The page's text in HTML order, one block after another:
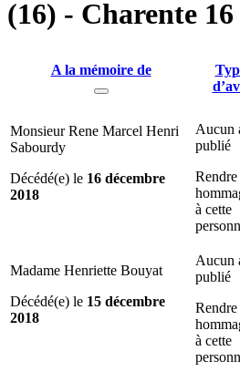
(16) - Charente 16
A la mémoire de
Monsieur Rene Marcel Henri
Sabourdy
Décédé(e) le 16 décembre
2018
Aucun
publié
Rendre
à cette
Madame Henriette Bouyat
Décédé(e) le 15 décembre
2018
Aucun
publié
Rendre
à cette